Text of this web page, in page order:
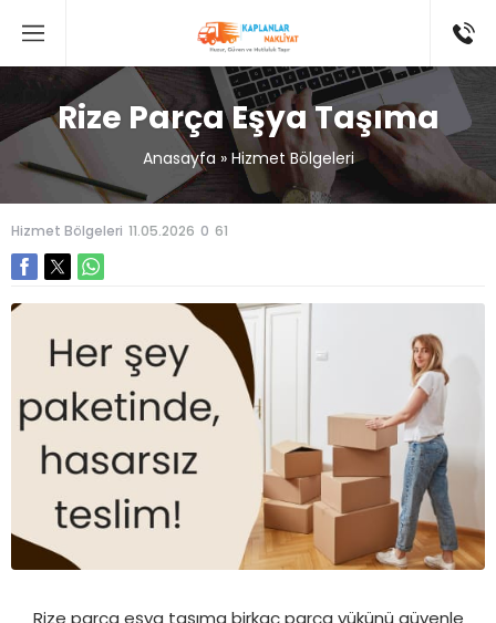
Rize Parça Eşya Taşıma
Anasayfa » Hizmet Bölgeleri
Hizmet Bölgeleri 11.05.2026 0 61
Rize parça eşya taşıma birkaç parça yükünü güvenle